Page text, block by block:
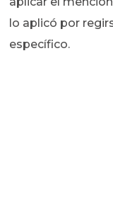
lo aplicó por
específico.